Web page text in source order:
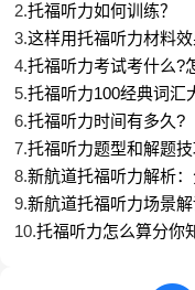
精听为核，质变源
真正的实力提升依
的音频（如官方真
读、复述，深入分
读）、逻辑衔接词
声音”转化为“听懂
路。
针对性笔记与思维
同时，培养预判能
2.托福听力如何训练？
3.这样用托福听力材料效
4.托福听力考试考什么?
5.托福听力100经典词汇
6.托福听力时间有多久?
7.托福听力题型和解题
8.新航道托福听力解析
9.新航道托福听力场景
10.托福听力怎么算分你